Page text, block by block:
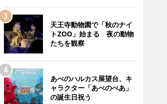
天王寺動物園で「秋のナイ
トZOO」始まる 夜の動物
たちを観察
あべのハルカス展望台、キ
ャラクター「あべのべあ」
の誕生日祝う